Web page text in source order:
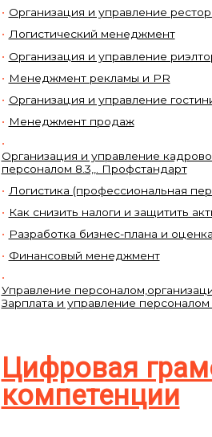
Организация и управление
Логистический менеджмент
Организация и управление
Менеджмент рекламы и PR
Организация и управление
Менеджмент продаж
Организация и управление
персоналом 8.3,,. Профстандарт
Логистика (профессиональная
Как снизить налоги и защитить
Разработка бизнес-плана и
Финансовый менеджмент
Управление
Зарплата и управление персоналом
Цифровая
компетенции